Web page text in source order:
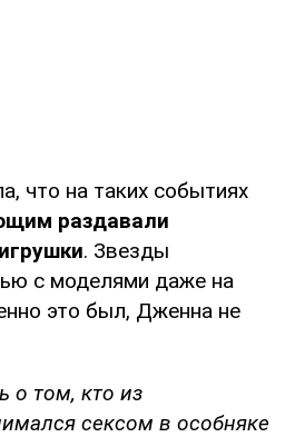
что на таких событиях
раздавали
. Звезды
с моделями даже на
это был, Дженна не
о том, кто из
сексом в особняке